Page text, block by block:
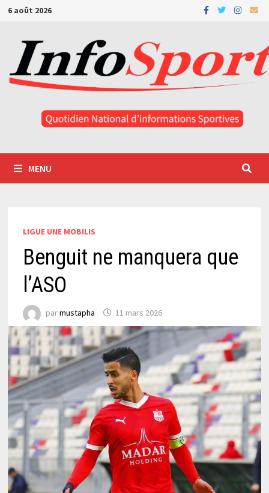
Passer
contenu
6 août 2026
MENU
LIGUE UNE MOBILIS
Benguit ne manquera que
l’ASO
parmustapha 11 mars 2026